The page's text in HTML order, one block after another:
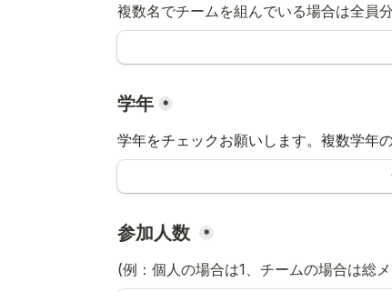
複数名でチームを組んでいる場合は全員
学年 *
学年をチェックお願いします。複数学年
参加人数 *
(例：個人の場合は1、 チームの場合は総